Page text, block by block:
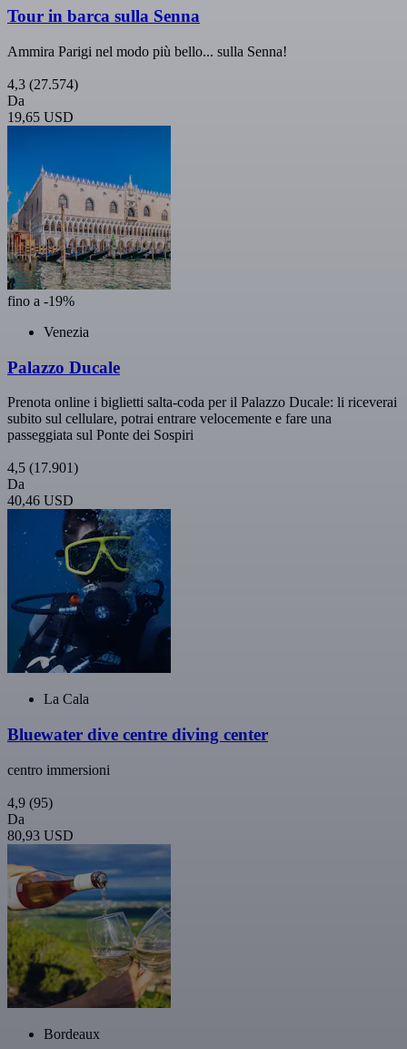
Tour in barca sulla Senna
Ammira Parigi nel modo più bello... sulla Senna!
4,3 (27.574)
Da
19,65 USD
fino a -19%
Venezia
Palazzo Ducale
Prenota online i biglietti salta-coda per il Palazzo Ducale: li riceverai
subito sul cellulare, potrai entrare velocemente e fare una
passeggiata sul Ponte dei Sospiri
4,5 (17.901)
Da
40,46 USD
La Cala
Bluewater dive centre diving center
centro immersioni
4,9 (95)
Da
80,93 USD
Bordeaux